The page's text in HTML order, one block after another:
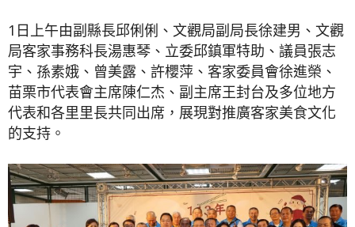
1日上午由副縣長邱俐俐、文觀局副局長徐建男、文觀
局客家事務科長湯惠琴、立委邱鎮軍特助、議員張志
宇、孫素娥、曾美露、許櫻萍、客家委員會徐進榮、
苗栗市代表會主席陳仁杰、副主席王封台及多位地方
代表和各里里長共同出席，展現對推廣客家美食文化
的支持。